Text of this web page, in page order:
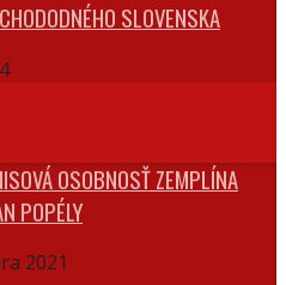
SLOVENSKA
OSOBNOSŤ ZEMPLÍNA
POPÉLY
2021